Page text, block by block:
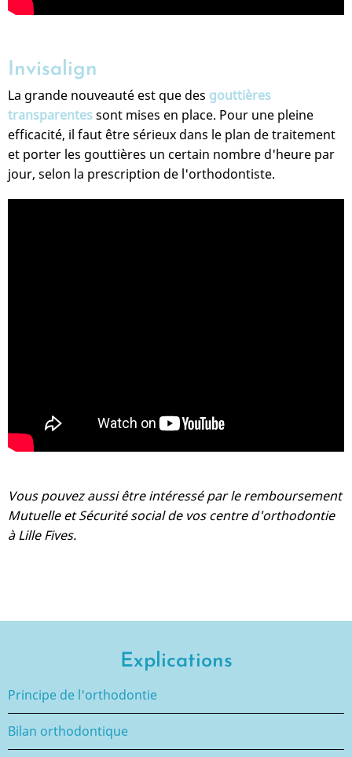
Invisalign
La grande nouveauté est que des gouttières
transparentessont mises en place. Pour une pleine
efficacité, il faut être sérieux dans le plan de traitement
et porter les gouttières un certain nombre d'heure par
jour, selon la prescription de l'orthodontiste.
Vous pouvez aussi être intéressé par le remboursement
Mutuelle et Sécurité social de vos centre d'orthodontie
à Lille Fives.
Explications
Principe de l'orthodontie
Bilan orthodontique